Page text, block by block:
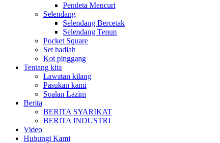
Pendeta Mencuri
Selendang
Selendang Bercetak
Selendang Tenun
Pocket Square
Set hadiah
Kot pinggang
Tentang kita
Lawatan kilang
Pasukan kami
Soalan Lazim
Berita
BERITA SYARIKAT
BERITA INDUSTRI
Video
Hubungi Kami